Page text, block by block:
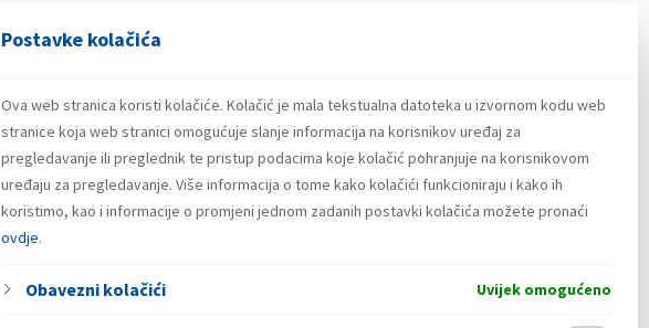
Postavke kolačića
Ova web stranica koristi kolačiće. Kolačić je mala tekstualna datoteka u izvornom kodu web
stranice koja web stranici omogućuje slanje informacija na korisnikov uređaj za
pregledavanje ili preglednik te pristup podacima koje kolačić pohranjuje na korisnikovom
uređaju za pregledavanje. Više informacija o tome kako kolačići funkcioniraju i kako ih
koristimo, kao i informacije o promjeni jednom zadanih postavki kolačića možete pronaći
ovdje.
Obavezni kolačići Uvijek omogućeno